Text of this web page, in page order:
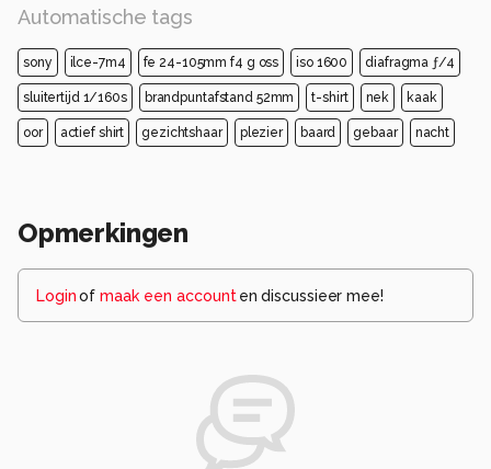
Automatische tags
sony ilce-7m4 fe 24-105mm f4 g oss iso 1600 diafragma ƒ/4
sluitertijd 1/160s brandpuntafstand 52mm t-shirt nek kaak
oor actief shirt gezichtshaar plezier baard gebaar nacht
Opmerkingen
Loginof maak een account en discussieer mee!